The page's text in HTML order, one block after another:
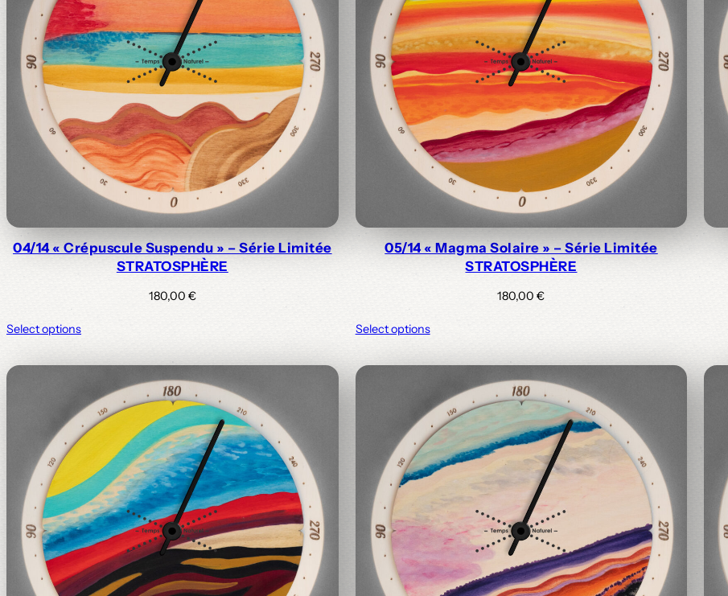
04/14 « Crépuscule Suspendu » – Série Limitée
STRATOSPHÈRE
180,00 €
Select options
05/14 « Magma Solaire » – Série Limitée
STRATOSPHÈRE
180,00€
Select options